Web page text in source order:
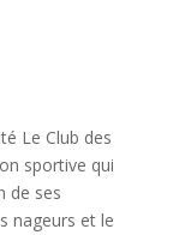
Le Club des
sportive qui
de ses
nageurs et le